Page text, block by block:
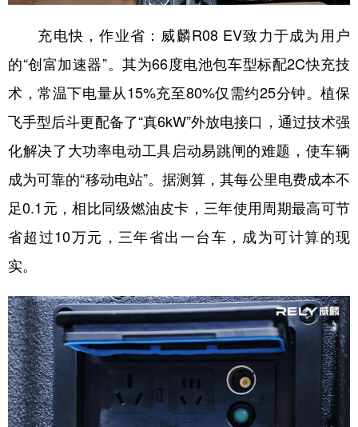
充电快，作业省：威麟R08 EV致力于成为用户
的“创富加速器”。其为66度电池包车型标配2C快充技
术，常温下电量从15%充至80%仅需约25分钟。植保
飞手型后斗更配备了“真6kW”外放电接口，通过技术强
化解决了大功率电动工具启动易跳闸的难题，使车辆
成为可靠的“移动电站”。据测算，其每公里电费成本不
足0.1元，相比同级燃油皮卡，三年使用周期最高可节
省超过10万元，三年省出一台车，成为可计算的现
实。